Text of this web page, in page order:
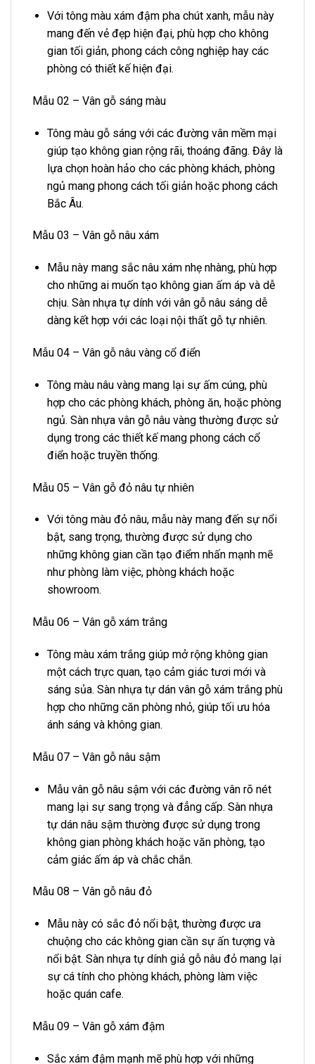
Với tông màu xám đậm pha chút xanh, mẫu này
mang đến vẻ đẹp hiện đại, phù hợp cho không
gian tối giản, phong cách công nghiệp hay các
phòng có thiết kế hiện đại.
Mẫu 02 – Vân gỗ sáng màu
Tông màu gỗ sáng với các đường vân mềm mại
giúp tạo không gian rộng rãi, thoáng đãng. Đây là
lựa chọn hoàn hảo cho các phòng khách, phòng
ngủ mang phong cách tối giản hoặc phong cách
Bắc Âu.
Mẫu 03 – Vân gỗ nâu xám
Mẫu này mang sắc nâu xám nhẹ nhàng, phù hợp
cho những ai muốn tạo không gian ấm áp và dễ
chịu. Sàn nhựa tự dính với vân gỗ nâu sáng dễ
dàng kết hợp với các loại nội thất gỗ tự nhiên.
Mẫu 04 – Vân gỗ nâu vàng cổ điển
Tông màu nâu vàng mang lại sự ấm cúng, phù
hợp cho các phòng khách, phòng ăn, hoặc phòng
ngủ. Sàn nhựa vân gỗ nâu vàng thường được sử
dụng trong các thiết kế mang phong cách cổ
điển hoặc truyền thống.
Mẫu 05 – Vân gỗ đỏ nâu tự nhiên
Với tông màu đỏ nâu, mẫu này mang đến sự nổi
bật, sang trọng, thường được sử dụng cho
những không gian cần tạo điểm nhấn mạnh mẽ
như phòng làm việc, phòng khách hoặc
showroom.
Mẫu 06 – Vân gỗ xám trắng
Tông màu xám trắng giúp mở rộng không gian
một cách trực quan, tạo cảm giác tươi mới và
sáng sủa. Sàn nhựa tự dán vân gỗ xám trắng phù
hợp cho những căn phòng nhỏ, giúp tối ưu hóa
ánh sáng và không gian.
Mẫu 07 – Vân gỗ nâu sậm
Mẫu vân gỗ nâu sậm với các đường vân rõ nét
mang lại sự sang trọng và đẳng cấp. Sàn nhựa
tự dán nâu sậm thường được sử dụng trong
không gian phòng khách hoặc văn phòng, tạo
cảm giác ấm áp và chắc chắn.
Mẫu 08 – Vân gỗ nâu đỏ
Mẫu này có sắc đỏ nổi bật, thường được ưa
chuộng cho các không gian cần sự ấn tượng và
nổi bật. Sàn nhựa tự dính giả gỗ nâu đỏ mang lại
sự cá tính cho phòng khách, phòng làm việc
hoặc quán cafe.
Mẫu 09 – Vân gỗ xám đậm
Sắc xám đậm mạnh mẽ phù hợp với những